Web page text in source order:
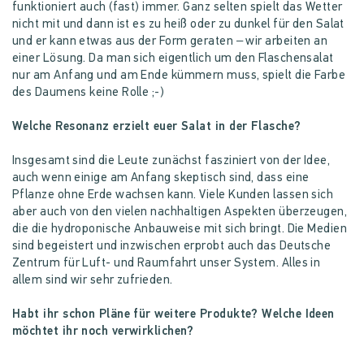
funktioniert auch (fast) immer. Ganz selten spielt das Wetter
nicht mit und dann ist es zu heiß oder zu dunkel für den Salat
und er kann etwas aus der Form geraten – wir arbeiten an
einer Lösung. Da man sich eigentlich um den Flaschensalat
nur am Anfang und am Ende kümmern muss, spielt die Farbe
des Daumens keine Rolle ;-)
Welche Resonanz erzielt euer Salat in der Flasche?
Insgesamt sind die Leute zunächst fasziniert von der Idee,
auch wenn einige am Anfang skeptisch sind, dass eine
Pflanze ohne Erde wachsen kann. Viele Kunden lassen sich
aber auch von den vielen nachhaltigen Aspekten überzeugen,
die die hydroponische Anbauweise mit sich bringt. Die Medien
sind begeistert und inzwischen erprobt auch das Deutsche
Zentrum für Luft- und Raumfahrt unser System. Alles in
allem sind wir sehr zufrieden.
Habt ihr schon Pläne für weitere Produkte? Welche Ideen
möchtet ihr noch verwirklichen?